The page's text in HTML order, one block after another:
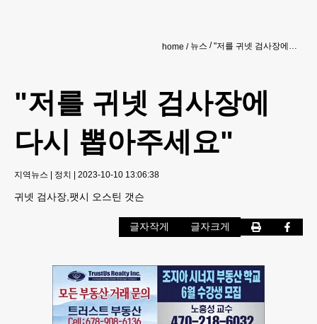
home 뉴스 "저를 귀넷 검사장에 다시 뽑아주세요"
"저를 귀넷 검사장에
다시 뽑아주세요"
지역뉴스 | 정치 | 2023-10-10 13:06:38
귀넷 검사장,팻시 오스틴 갯슨
글자작게 글자크게